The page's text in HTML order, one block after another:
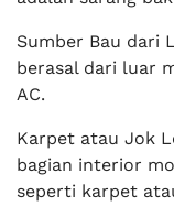
Sumber Bau dari
berasal dari luar
AC.
Karpet atau Jok
bagian interior
seperti karpet